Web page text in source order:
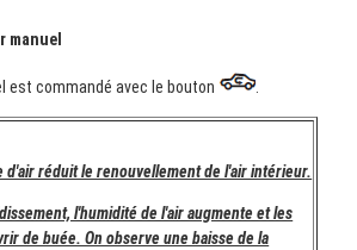
manuel
est commandé avec le bouton
d'air réduit le renouvellement de l'air intérieur.
l'humidité de l'air augmente et les
de buée. On observe une baisse de la